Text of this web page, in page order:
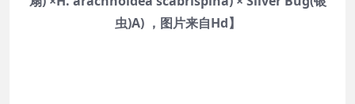
虫)A) ，图片来自Hd】